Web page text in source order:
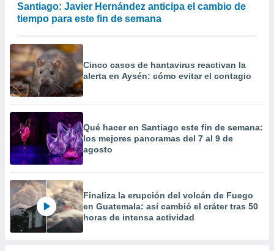
Santiago: Javier Hernández anticipa el cambio de
tiempo para este fin de semana
Cinco casos de hantavirus reactivan la
alerta en Aysén: cómo evitar el contagio
Qué hacer en Santiago este fin de semana:
los mejores panoramas del 7 al 9 de
agosto
Finaliza la erupción del volcán de Fuego
en Guatemala: así cambió el cráter tras 50
horas de intensa actividad